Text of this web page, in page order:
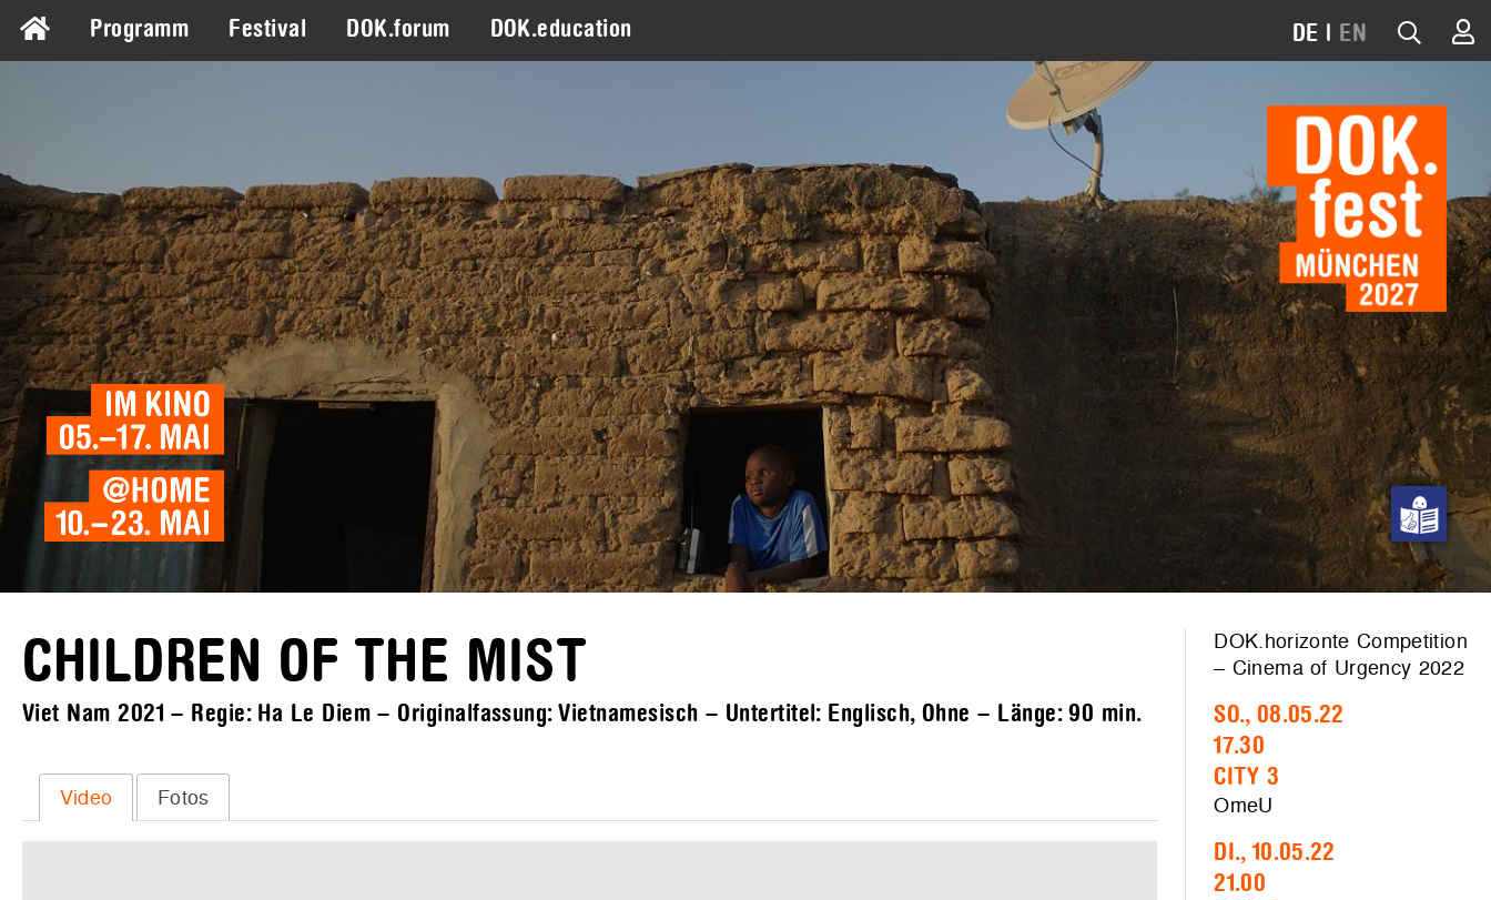
Programm Festival DOK.forum DOK.education DE | EN
CHILDREN OF THE MIST
Viet Nam 2021 – Regie: Ha Le Diem – Originalfassung: Vietnamesisch – Untertitel: Englisch, Ohne – Länge:90 min.
Video Fotos
DOK.horizonte Competition
– Cinema of Urgency 2022
SO., 08.05.22
17.30
CITY 3
OmeU
DI., 10.05.22
21.00